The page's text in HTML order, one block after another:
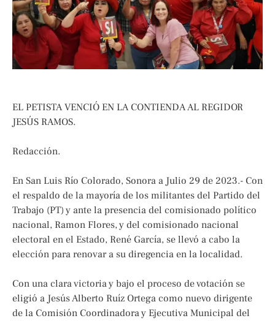
EL PETISTA VENCIÓ EN LA CONTIENDA AL REGIDOR
JESÚS RAMOS.
Redacción.
En San Luis Río Colorado, Sonora a Julio 29 de 2023.- Con
el respaldo de la mayoría de los militantes del Partido del
Trabajo (PT) y ante la presencia del comisionado político
nacional, Ramon Flores, y del comisionado nacional
electoral en el Estado, René García, se llevó a cabo la
elección para renovar a su diregencia en la localidad.
Con una clara victoria y bajo el proceso de votación se
eligió a Jesús Alberto Ruíz Ortega como nuevo dirigente
de la Comisión Coordinadora y Ejecutiva Municipal del